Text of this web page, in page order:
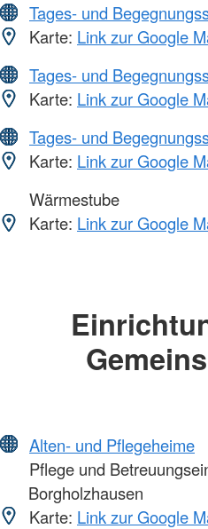
Tages- und
Karte: Link zur Google
Tages- und
Karte: Link zur Google
Tages- und
Karte: Link zur Google
Wärmestube
Karte: Link zur Google
Alten- und Pflegeheime
Pflege und
Borgholzhausen
Karte: Link zur Google